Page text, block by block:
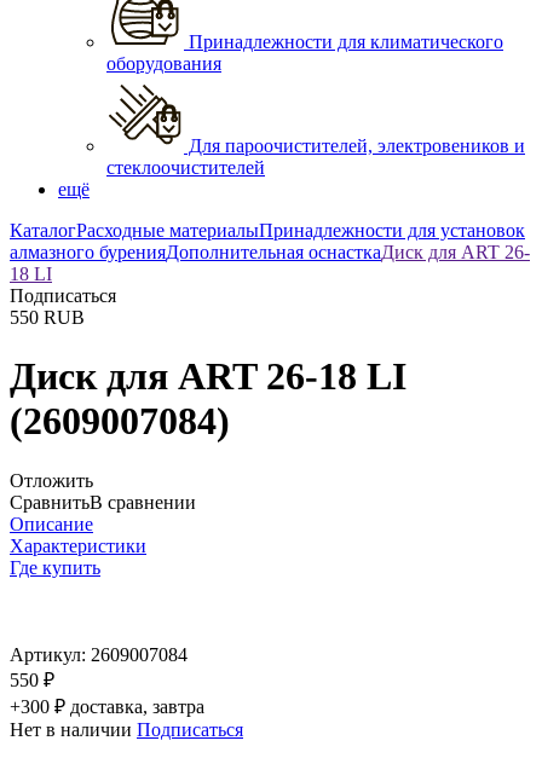
Принадлежности для климатического
оборудования
Для пароочистителей, электровеников и
стеклоочистителей
ещё
КаталогРасходные материалыПринадлежности для установок
алмазного буренияДополнительная оснасткаДиск для ART 26-
18 LI
Подписаться
550 RUB
Диск для ART 26-18 LI
(2609007084)
Отложить
СравнитьВ сравнении
Описание
Характеристики
Где купить
Артикул: 2609007084
550 ₽
+300 ₽ доставка, завтра
Нет в наличии Подписаться